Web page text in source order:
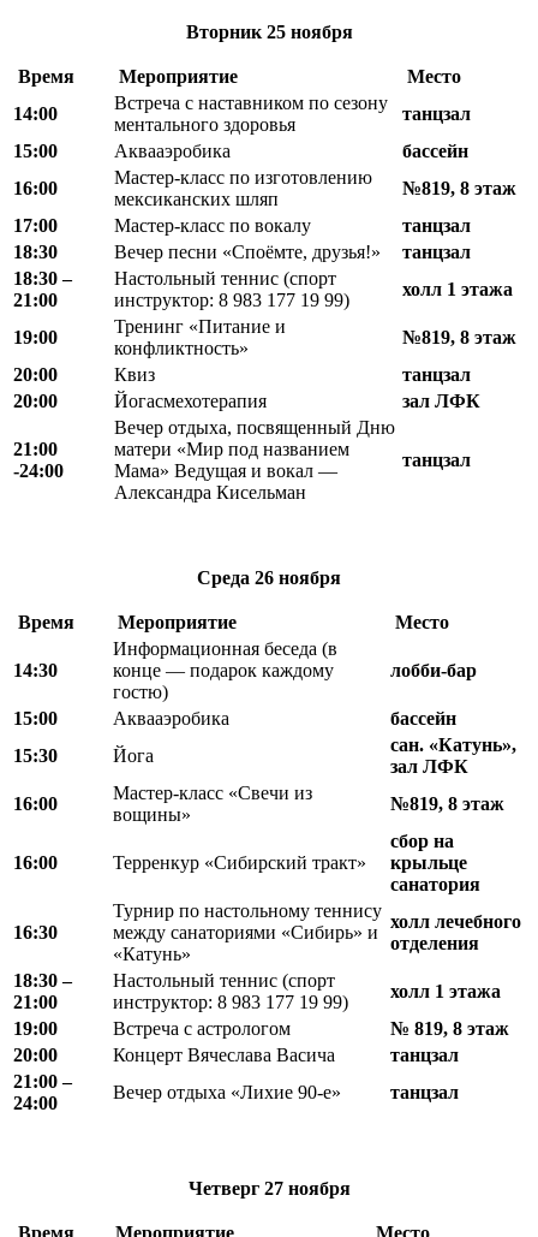
Вторник 25 ноября
Время Мероприятие
Место
14:00
Встреча с наставником по сезону
ментального здоровья
танцзал
15:00
Аквааэробика
бассейн
16:00
Мастер-класс по изготовлению
мексиканских шляп
№819, 8 этаж
17:00
Мастер-класс по вокалу
танцзал
18:30
Вечер песни «Споёмте, друзья!»
танцзал
18:30 –
21:00
Настольный теннис (спорт
инструктор: 8 983 177 19 99)
холл 1 этажа
19:00
Тренинг «Питание и
конфликтность»
№819, 8 этаж
20:00
Квиз
танцзал
20:00
Йогасмехотерапия зал ЛФК
21:00
-24:00
Вечер отдыха, посвященный Дню
матери «Мир под названием
Мама» Ведущая и вокал —
Александра Кисельман
танцзал
Среда 26 ноября
Время Мероприятие Место
14:30
Информационная беседа (в
конце — подарок каждому
гостю)
лобби-бар
15:00 Аквааэробика
бассейн
15:30
Йога
сан. «Катунь»,
зал ЛФК
16:00
Мастер-класс «Свечи из
вощины»
№819, 8 этаж
16:00 Терренкур «Сибирский тракт»
сбор на
крыльце
санатория
16:30
Турнир по настольному теннису
между санаториями «Сибирь» и
«Катунь»
холл лечебного
отделения
18:30 –
21:00
Настольный теннис (спорт
инструктор: 8 983 177 19 99)
холл 1 этажа
19:00
Встреча с астрологом
№ 819, 8 этаж
20:00
Концерт Вячеслава Васича
танцзал
21:00 –
24:00
Вечер отдыха «Лихие 90-е» танцзал
Четверг27 ноября
Время Мероприятие
Место